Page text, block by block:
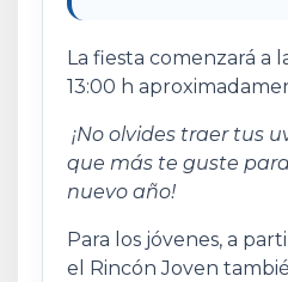
La fiesta comenzará a
13:00 h
¡No olvides traer tus
que más te guste
nuevo año!
Para los jóvenes, a
el Rincón Joven